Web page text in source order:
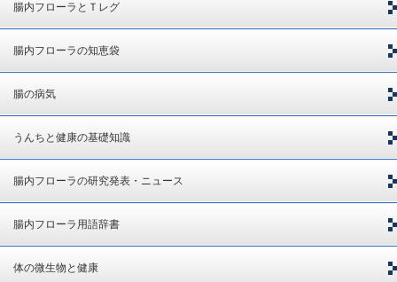
腸内フローラとＴレグ
腸内フローラの知恵袋
腸の病気
うんちと健康の基礎知識
腸内フローラの研究発表・ニュース
腸内フローラ用語辞書
体の微生物と健康